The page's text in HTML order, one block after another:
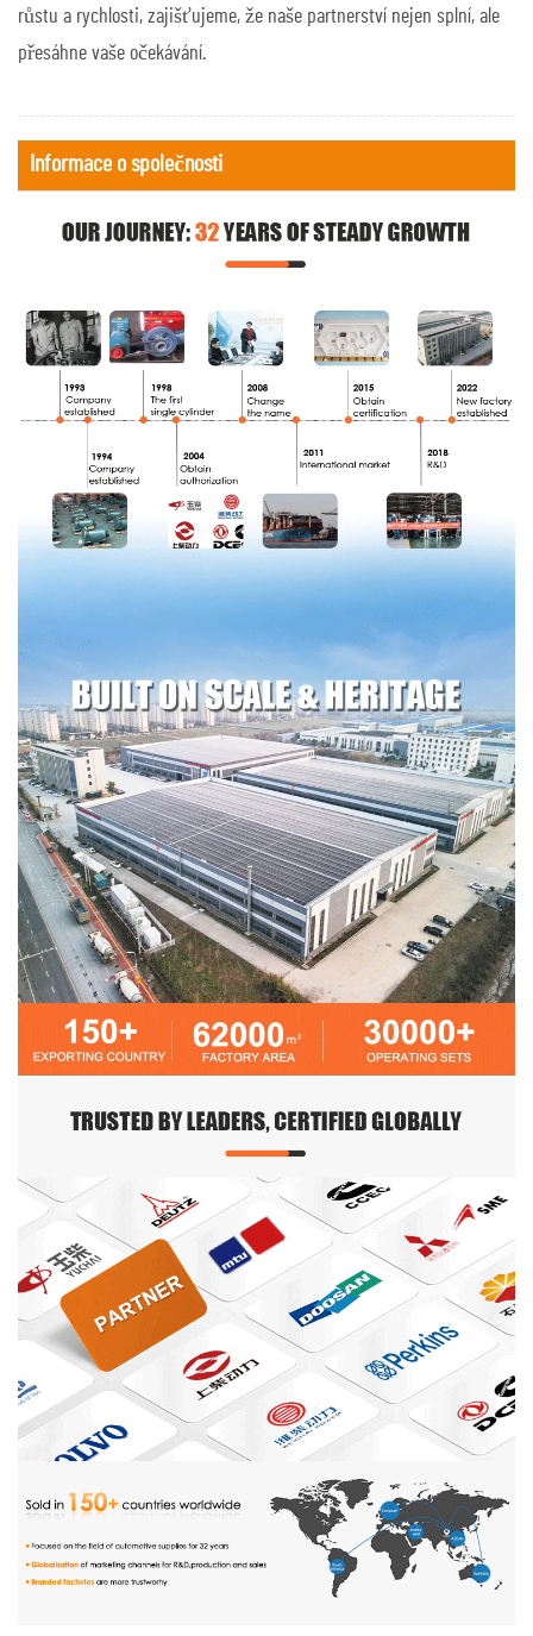
růstu a rychlosti, zajišťujeme, že naše partnerství nejen splní, ale
přesáhne vaše očekávání.
Informace o společnosti